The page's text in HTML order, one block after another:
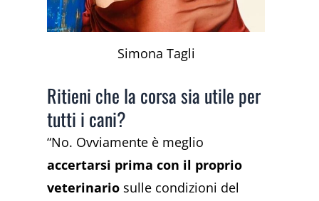
Simona Tagli
Ritieni che la corsa sia utile per
tutti i cani?
“No. Ovviamente è meglio
accertarsi prima con il proprio
veterinario sulle condizioni del